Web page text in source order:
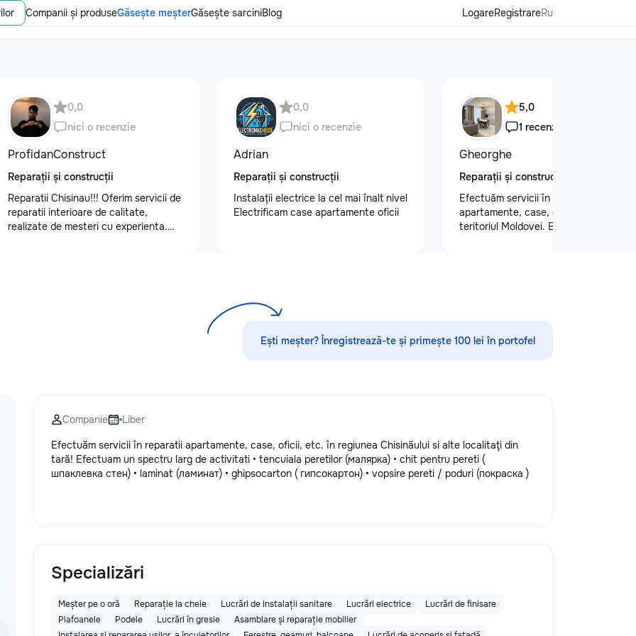
Companii și produseGăsește meșterGăsește sarciniBlog LogareRegistrareRu
0,0
nici o recenzie
ProfidanConstruct
Reparații și construcții
Reparatii Chisinau!!! Oferim servicii de
reparatii interioare de calitate,
realizate de mesteri cu experienta.
0,0
nici o recenzie
Adrian
Reparații și construcții
Instalații electrice la cel mai înalt nivel
Electrificam case apartamente oficii
5,0
1 recenzie
Gheorghe
Reparații și construcții
Efectuăm servicii în reparatii
apartamente, case, oficii, etc. pe tot
teritoriul Moldovei. Efectuam un
la num.: 069995194
Ești meșter? Înregistrează-te și primește 100 lei în portofel
Companie
Liber
Efectuăm servicii în reparatii apartamente, case, oficii, etc. în regiunea Chisinăului si alte localitaţi din
tară! Efectuam un spectru larg de activitati • tencuiala peretilor (малярка) • chit pentru pereti (
шпаклевка стен) • laminat (ламинат) • ghipsocarton ( гипсокартон) • vopsire pereti / poduri (покраска )
Specializări
Meșter pe o oră Reparație la cheie Lucrări de instalații sanitare Lucrări electrice
Lucrări de finisare
Plafoanele
Podele Lucrări în gresie
Asamblare și reparație mobilier